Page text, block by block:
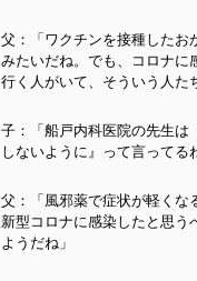
父：「ワクチンを接種したお
みたいだね。でも、コロナに
行く人がいて、そういう人た
子：「船戸内科医院の先生は
しないように』って言ってる
父：「風邪薬で症状が軽くな
新型コロナに感染したと思う
ようだね」